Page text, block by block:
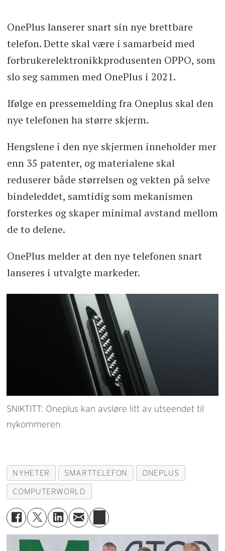
OnePlus lanserer snart sin nye brettbare
telefon. Dette skal være i samarbeid med
forbrukerelektronikkprodusenten OPPO, som
slo seg sammen med OnePlus i 2021.
Ifølge en pressemelding fra Oneplus skal den
nye telefonen ha større skjerm.
Hengslene i den nye skjermen inneholder mer
enn 35 patenter, og materialene skal
reduserer både størrelsen og vekten på selve
bindeleddet, samtidig som mekanismen
forsterkes og skaper minimal avstand mellom
de to delene.
OnePlus melder at den nye telefonen snart
lanseres i utvalgte markeder.
SNIKTITT: Oneplus kan avsløre litt av utseendet til
nykommeren.
NYHETER SMARTTELEFON ONEPLUS
COMPUTERWORLD